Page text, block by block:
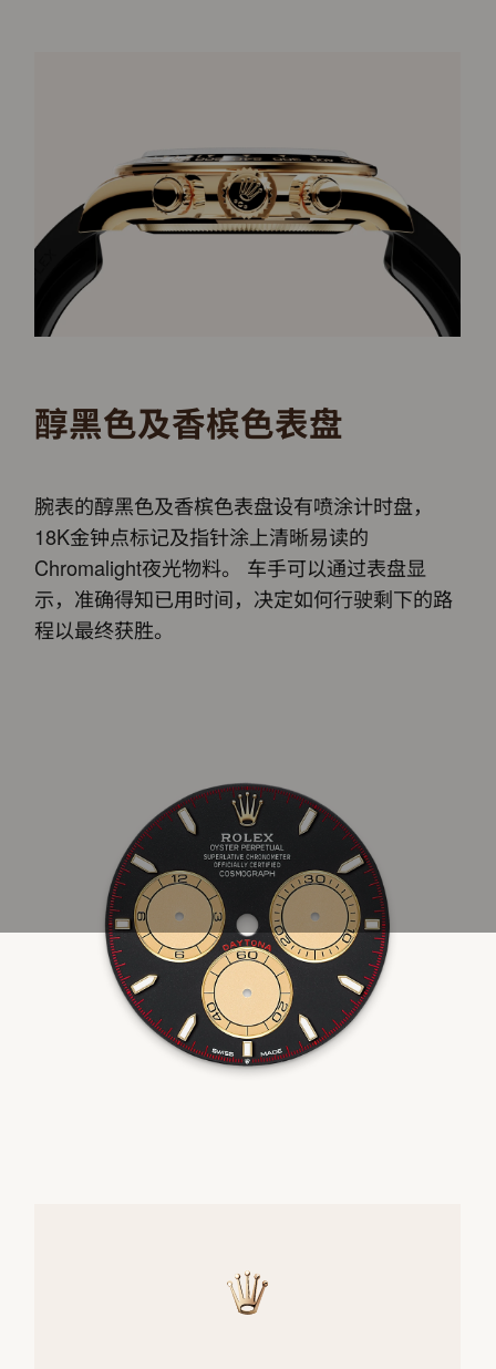
醇黑色及香槟色表盘
腕表的醇黑色及香槟色表盘设有喷涂计时盘，
18K金钟点标记及指针涂上清晰易读的
Chromalight夜光物料。 车手可以通过表盘显
示，准确得知已用时间，决定如何行驶剩下的路
程以最终获胜。